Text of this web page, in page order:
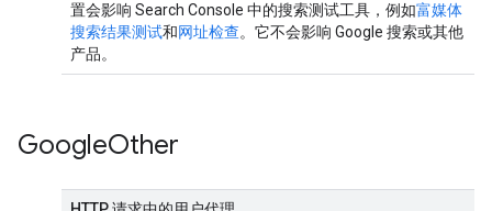
置会影响 Search Console 中的搜索测试工具，例如富媒体
搜索结果测试和网址检查。它不会影响 Google 搜索或其他
产品。
GoogleOther